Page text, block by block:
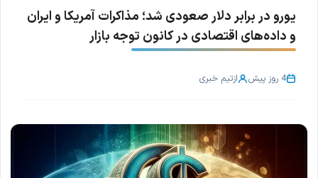
یورو در برابر دلار صعودی شد؛ مذاکرات آمریکا و ایران
و داده‌های اقتصادی در کانون توجه بازار
4 روز پیش ازتیم خبری